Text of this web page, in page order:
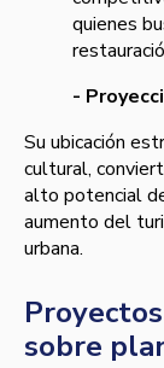
quienes
-
Su ubicación
cultural,
alto potencial
aumento del
urbana.
sobre